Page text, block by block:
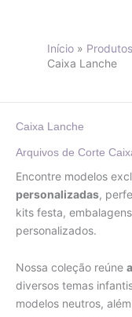
Início Produtos
Caixa Lanche
Caixa Lanche
Arquivos de Corte
Encontre modelos
personalizadas,
kits festa,
personalizados.
Nossa coleção reúne
diversos temas
modelos neutros,